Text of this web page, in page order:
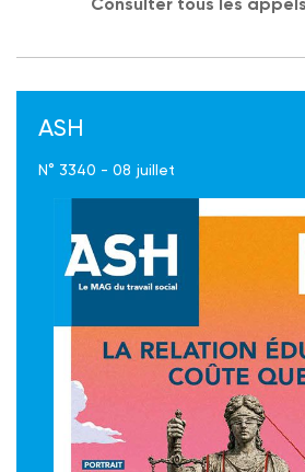
Consulter tous les
ASH
N° 3340 - 08 juillet